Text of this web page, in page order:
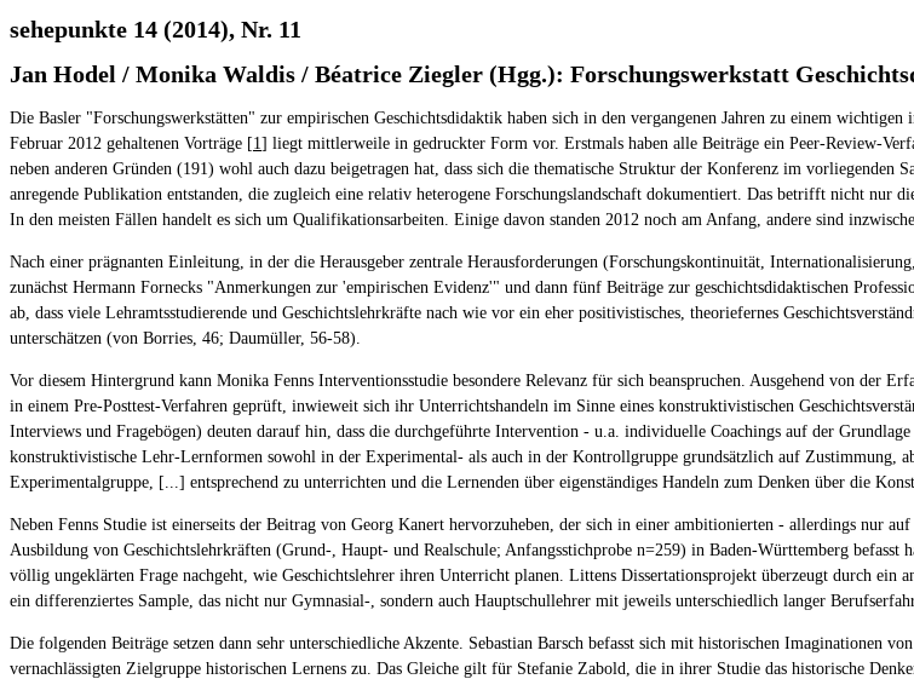
sehepunkte 14 (2014), Nr. 11
Jan Hodel / Monika Waldis / Béatrice Ziegler (Hgg.): Forschungswerkstatt
Die Basler "Forschungswerkstätten" zur empirischen Geschichtsdidaktik haben sich in den vergangenen Jahren zu einem
Februar 2012 gehaltenen Vorträge [1 ] liegt mittlerweile in gedruckter Form vor. Erstmals haben alle Beiträge ein Peer-Review-
neben anderen Gründen (191) wohl auch dazu beigetragen hat, dass sich die thematische Struktur der Konferenz im vorliegenden
anregende Publikation entstanden, die zugleich eine relativ heterogene Forschungslandschaft dokumentiert. Das betrifft nicht nur
In den meisten Fällen handelt es sich um Qualifikationsarbeiten. Einige davon standen 2012 noch am Anfang, andere sind
Nach einer prägnanten Einleitung, in der die Herausgeber zentrale Herausforderungen (Forschungskontinuität,
zunächst Hermann Fornecks "Anmerkungen zur 'empirischen Evidenz'" und dann fünf Beiträge zur geschichtsdidaktischen
ab, dass viele Lehramtsstudierende und Geschichtslehrkräfte nach wie vor ein eher positivistisches, theoriefernes
unterschätzen (von Borries, 46; Daumüller, 56-58).
Vor diesem Hintergrund kann Monika Fenns Interventionsstudie besondere Relevanz für sich beanspruchen. Ausgehend von der
in einem Pre-Posttest-Verfahren geprüft, inwieweit sich ihr Unterrichtshandeln im Sinne eines konstruktivistischen
Interviews und Fragebögen) deuten darauf hin, dass die durchgeführte Intervention - u.a. individuelle Coachings auf der
konstruktivistische Lehr-Lernformen sowohl in der Experimental- als auch in der Kontrollgruppe grundsätzlich auf Zustimmung,
Experimentalgruppe, [...] entsprechend zu unterrichten und die Lernenden über eigenständiges Handeln zum Denken über die
Neben Fenns Studie ist einerseits der Beitrag von Georg Kanert hervorzuheben, der sich in einer ambitionierten - allerdings nur
Ausbildung von Geschichtslehrkräften (Grund-, Haupt- und Realschule; Anfangsstichprobe n=259) in Baden-Württemberg
völlig ungeklärten Frage nachgeht, wie Geschichtslehrer ihren Unterricht planen. Littens Dissertationsprojekt überzeugt durch
ein differenziertes Sample, das nicht nur Gymnasial-, sondern auch Hauptschullehrer mit jeweils unterschiedlich langer
Die folgenden Beiträge setzen dann sehr unterschiedliche Akzente. Sebastian Barsch befasst sich mit historischen Imaginationen
vernachlässigten Zielgruppe historischen Lernens zu. Das Gleiche gilt für Stefanie Zabold, die in ihrer Studie das historische